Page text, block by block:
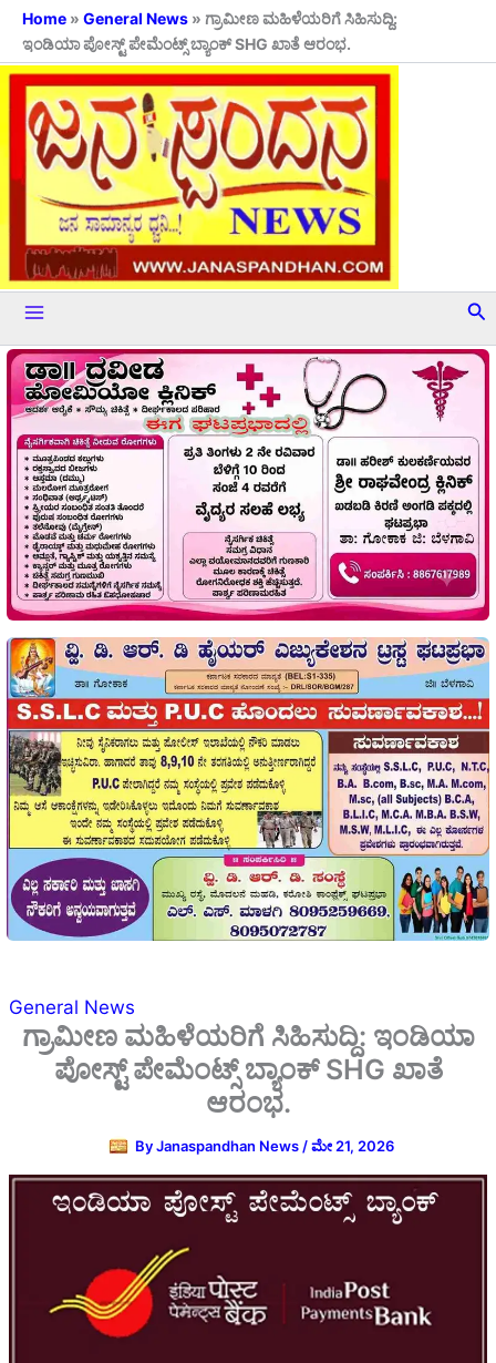
Skip
content
Home » General News » ಗ್ರಾಮೀಣ ಮಹಿಳೆಯರಿಗೆ ಸಿಹಿಸುದ್ದಿ:
ಇಂಡಿಯಾ ಪೋಸ್ಟ್ ಪೇಮೆಂಟ್ಸ್ ಬ್ಯಾಂಕ್ SHG ಖಾತೆ ಆರಂಭ.
General News
ಗ್ರಾಮೀಣ ಮಹಿಳೆಯರಿಗೆ ಸಿಹಿಸುದ್ದಿ: ಇಂಡಿಯಾ
ಪೋಸ್ಟ್ ಪೇಮೆಂಟ್ಸ್ ಬ್ಯಾಂಕ್ SHG ಖಾತೆ
ಆರಂಭ.
ByJanaspandhan News /ಮೇ 21, 2026